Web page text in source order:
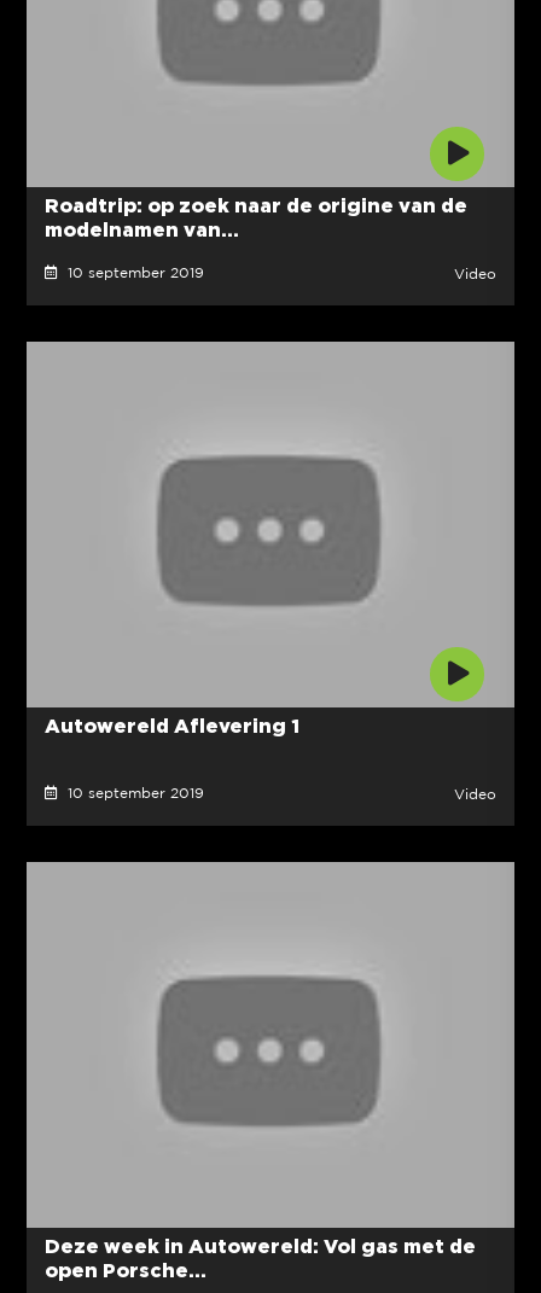
Roadtrip: op zoek naar de origine van de
modelnamen van...
10 september 2019 Video
Autowereld Aflevering 1
10 september 2019 Video
Deze week in Autowereld: Vol gas met de
open Porsche...